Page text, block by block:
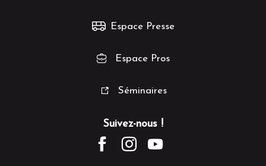
Suivez-nous !
Espace Presse
Espace Pros
Séminaires